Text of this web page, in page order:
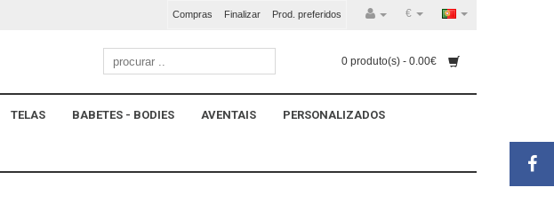
Compras Finalizar Prod. preferidos €
0 produto(s) - 0.00€
TELAS BABETES - BODIES AVENTAIS PERSONALIZADOS